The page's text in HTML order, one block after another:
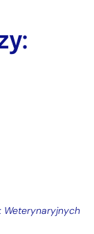
Weterynaryjnych